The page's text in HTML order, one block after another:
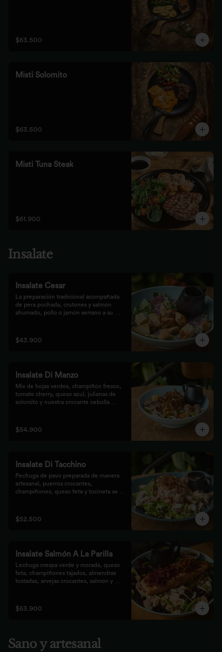
$63.500
Misti Solomito
$63.500
Misti Tuna Steak
$61.900
Insalate
Insalate Cesar
La preparación tradicional acompañada
de pera pochada, crutones y salmón
ahumado, pollo o jamón serrano a su
$43.900
Insalate Di Manzo
Mix de hojas verdes, champiñón fresco,
tomate cherry, queso azul, julianas de
solomito y nuestra crocante cebolla
$54.900
Insalate Di Tacchino
Pechuga de pavo preparada de manera
artesanal, puerros crocantes,
champiñones, queso feta y tocineta se
$52.500
Insalate Salmón A La Parilla
Lechuga crespa verde y morada, queso
feta, champiñones tajados, almendras
tostadas, arvejas crocantes, salmón y
$63.900
Sano y artesanal